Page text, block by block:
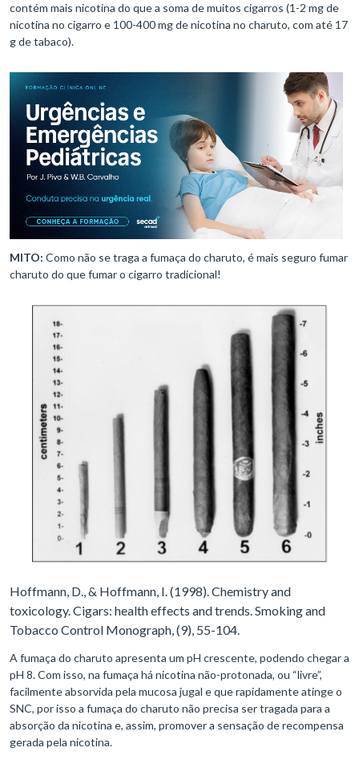
contém mais nicotina do que a soma de muitos cigarros (1-2 mg de
nicotina no cigarro e 100-400 mg de nicotina no charuto, com até 17
g de tabaco).
MITO: Como não se traga a fumaça do charuto, é mais seguro fumar
charuto do que fumar o cigarro tradicional!
Hoffmann, D., & Hoffmann, I. (1998). Chemistry and
toxicology. Cigars: health effects and trends. Smoking and
Tobacco Control Monograph, (9), 55-104.
A fumaça do charuto apresenta um pH crescente, podendo chegar a
pH 8. Com isso, na fumaça há nicotina não-protonada, ou “livre”,
facilmente absorvida pela mucosa jugal e que rapidamente atinge o
SNC, por isso a fumaça do charuto não precisa ser tragada para a
absorção da nicotina e, assim, promover a sensação de recompensa
gerada pela nicotina.